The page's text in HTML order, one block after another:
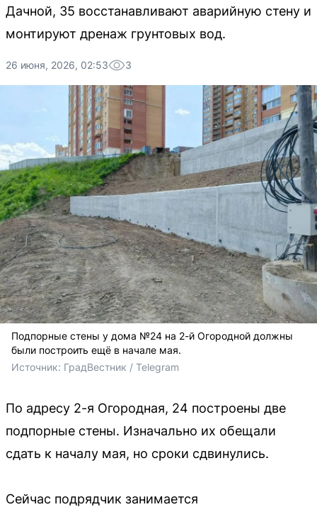
Дачной, 35 восстанавливают аварийную стену и
монтируют дренаж грунтовых вод.
26 июня, 2026, 02:53 3
Подпорные стены у дома №24 на 2-й Огородной должны
были построить ещё в начале мая.
Источник: ГрадВестник / Telegram
По адресу 2-я Огородная, 24 построены две
подпорные стены. Изначально их обещали
сдать к началу мая, но сроки сдвинулись.
Сейчас подрядчик занимается